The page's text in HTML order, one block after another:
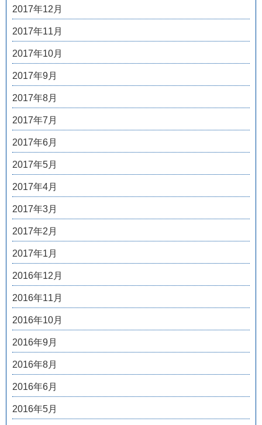
2017年12月
2017年11月
2017年10月
2017年9月
2017年8月
2017年7月
2017年6月
2017年5月
2017年4月
2017年3月
2017年2月
2017年1月
2016年12月
2016年11月
2016年10月
2016年9月
2016年8月
2016年6月
2016年5月